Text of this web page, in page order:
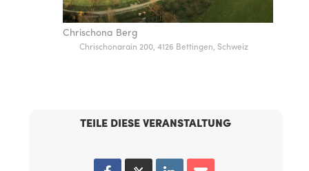
Chrischona Berg
Chrischonarain 200, 4126 Bettingen, Schweiz
TEILE DIESE VERANSTALTUNG